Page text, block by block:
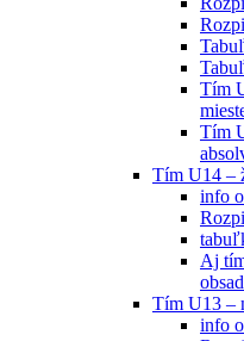
Tím
Tím
Tím U14 –
info
Aj
Tím U13 –
info